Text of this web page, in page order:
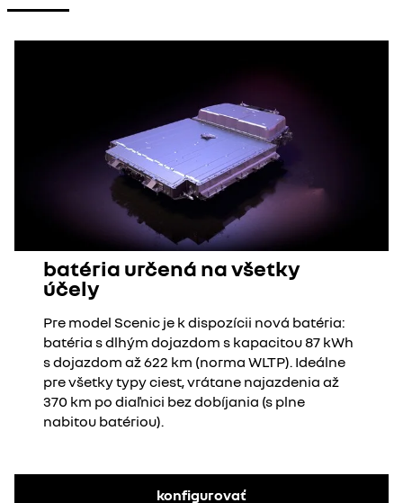
batéria určená na všetky
účely
Pre model Scenic je k dispozícii nová batéria:
batéria s dlhým dojazdom s kapacitou 87 kWh
s dojazdom až 622 km (norma WLTP). Ideálne
pre všetky typy ciest, vrátane najazdenia až
370 km po diaľnici bez dobíjania (s plne
nabitou batériou).
konfigurovať